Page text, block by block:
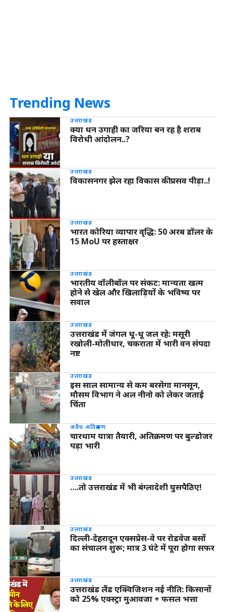
Trending News
उत्तराखंड
क्या धन उगाही का जरिया बन रह है शराब
विरोधी आंदोलन..?
उत्तराखंड
विकासनगर झेल रहा विकास की प्रसव पीड़ा..!
उत्तराखंड
भारत कोरिया व्यापार वृद्धि: 50 अरब डॉलर के
15 MoU पर हस्ताक्षर
उत्तराखंड
भारतीय वॉलीबॉल पर संकट: मान्यता खत्म
होने से खेल और खिलाड़ियों के भविष्य पर
सवाल
उत्तराखंड
उत्तराखंड में जंगल धू-धू जल रहे: मसूरी
रखोली-मोतीधार, चकराता में भारी वन संपदा
नष्ट
उत्तराखंड
इस साल सामान्य से कम बरसेगा मानसून,
मौसम विभाग ने अल नीनो को लेकर जताई
चिंता
अवैध अतिक्रमण
चारधाम यात्रा तैयारी, अतिक्रमण पर बुल्डोजर
पड़ा भारी
उत्तराखंड
….तो उत्तराखंड में भी बंग्लादेशी घुसपैठिए!
उत्तराखंड
दिल्ली-देहरादून एक्सप्रेस-वे पर रोडवेज बसों
का संचालन शुरू; मात्र 3 घंटे में पूरा होगा सफर
उत्तराखंड
उत्तराखंड लैंड एक्विजिशन नई नीति: किसानों
को 25% एक्स्ट्रा मुआवजा + फसल भत्ता